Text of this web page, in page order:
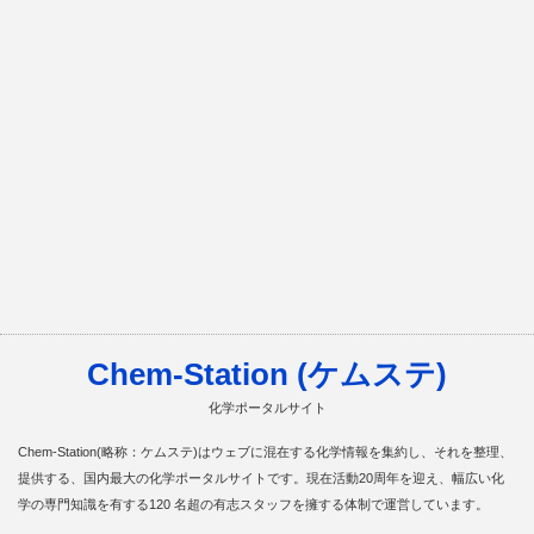
Chem-Station (ケムステ)
化学ポータルサイト
Chem-Station(略称：ケムステ)はウェブに混在する化学情報を集約し、それを整理、
提供する、国内最大の化学ポータルサイトです。現在活動20周年を迎え、幅広い化
学の専門知識を有する120 名超の有志スタッフを擁する体制で運営しています。